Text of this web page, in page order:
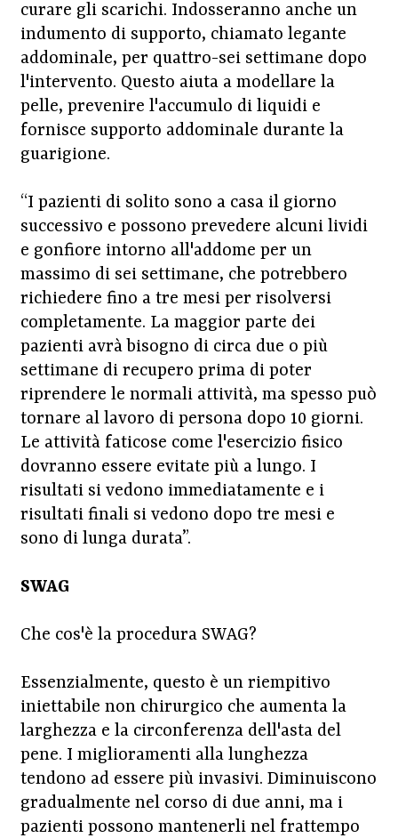
curare gli scarichi. Indosseranno anche un
indumento di supporto, chiamato legante
addominale, per quattro-sei settimane dopo
l'intervento. Questo aiuta a modellare la
pelle, prevenire l'accumulo di liquidi e
fornisce supporto addominale durante la
guarigione.
“I pazienti di solito sono a casa il giorno
successivo e possono prevedere alcuni lividi
e gonfiore intorno all'addome per un
massimo di sei settimane, che potrebbero
richiedere fino a tre mesi per risolversi
completamente. La maggior parte dei
pazienti avrà bisogno di circa due o più
settimane di recupero prima di poter
riprendere le normali attività, ma spesso può
tornare al lavoro di persona dopo 10 giorni.
Le attività faticose come l'esercizio fisico
dovranno essere evitate più a lungo. I
risultati si vedono immediatamente e i
risultati finali si vedono dopo tre mesi e
sono di lunga durata”.
SWAG
Che cos'è la procedura SWAG?
Essenzialmente, questo è un riempitivo
iniettabile non chirurgico che aumenta la
larghezza e la circonferenza dell'asta del
pene. I miglioramenti alla lunghezza
tendono ad essere più invasivi. Diminuiscono
gradualmente nel corso di due anni, ma i
pazienti possono mantenerli nel frattempo